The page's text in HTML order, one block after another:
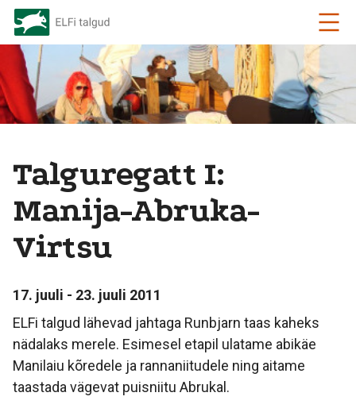
Talguregatt I:
Manija-Abruka-
Virtsu
17. juuli - 23. juuli 2011
ELFi talgud lähevad jahtaga Runbjarn taas kaheks
nädalaks merele. Esimesel etapil ulatame abikäe
Manilaiu kõredele ja rannaniitudele ning aitame
taastada vägevat puisniitu Abrukal.